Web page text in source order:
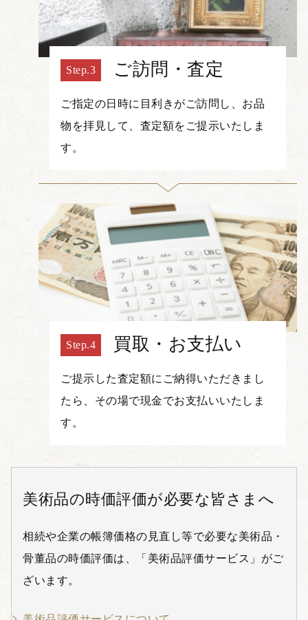
ご訪問・査定
ご指定の日時に目利きがご訪問し、お品
物を拝見して、査定額をご提示いたしま
す。
買取・お支払い
ご提示した査定額にご納得いただきまし
たら、その場で現金でお支払いいたしま
す。
美術品の時価評価が必要な皆さまへ
相続や企業の帳簿価格の見直し等で必要な美術品・
骨董品の時価評価は、「美術品評価サービス」がご
ざいます。